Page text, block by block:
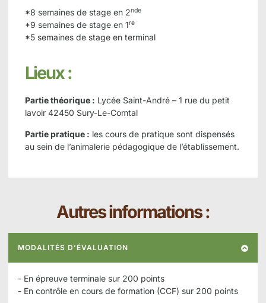
*8 semaines de stage en 2nde
*9 semaines de stage en 1re
*5 semaines de stage en terminal
Lieux :
Partie théorique : Lycée Saint-André – 1 rue du petit
lavoir 42450 Sury-Le-Comtal
Partie pratique : les cours de pratique sont dispensés
au sein de l’animalerie pédagogique de l’établissement.
Autres informations :
MODALITÉS D’ÉVALUATION
- En épreuve terminale sur 200 points
- En contrôle en cours de formation (CCF) sur 200 points